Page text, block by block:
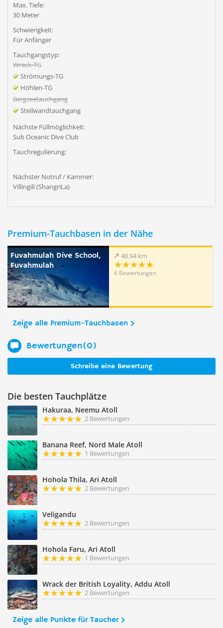
Max. Tiefe:
30 Meter
Schwierigkeit:
Für Anfänger
Tauchgangstyp:
Wrack-TG
Strömungs-TG
Höhlen-TG
Bergseetauchgang
Steilwandtauchgang
Nächste Füllmöglichkeit:
Sub Oceanic Dive Club
Tauchregulierung:
Nächster Notruf / Kammer:
Villingili (ShangriLa)
Premium-Tauchbasen in der Nähe
Fuvahmulah Dive School,
Fuvahmulah
48.94 km
6 Bewertungen
Zeige alle Premium-Tauchbasen
Bewertungen(0)
Schreibe eine Bewertung
Die besten Tauchplätze
Hakuraa, Neemu Atoll
2 Bewertungen
Banana Reef, Nord Male Atoll
1 Bewertungen
Hohola Thila, Ari Atoll
2 Bewertungen
Veligandu
2 Bewertungen
Hohola Faru, Ari Atoll
1 Bewertungen
Wrack der British Loyality, Addu Atoll
2 Bewertungen
Zeige alle Punkte für Taucher